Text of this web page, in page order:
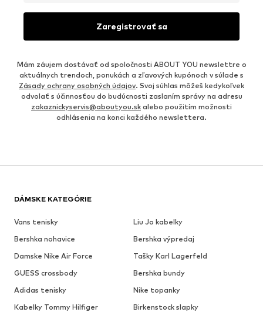
Zaregistrovať sa
Mám záujem dostávať od spoločnosti ABOUT YOU newslettre o
aktuálnych trendoch, ponukách a zľavových kupónoch v súlade s
Zásady ochrany osobných údajov. Svoj súhlas môžeš kedykoľvek
odvolať s účinnosťou do budúcnosti zaslaním správy na adresu
zakaznickyservis@aboutyou.sk alebo použitím možnosti
odhlásenia na konci každého newslettera.
DÁMSKE KATEGÓRIE
Vans tenisky
Liu Jo kabelky
Bershka nohavice
Bershka výpredaj
Damske Nike Air Force
Tašky Karl Lagerfeld
GUESS crossbody
Bershka bundy
Adidas tenisky
Nike topanky
Kabelky Tommy Hilfiger
Birkenstock slapky